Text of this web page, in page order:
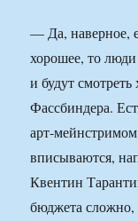
— Да, наверное,
хорошее, то люди
и будут
Фассбиндера.
арт-
вписываются,
Квентин
бюджета сложно,